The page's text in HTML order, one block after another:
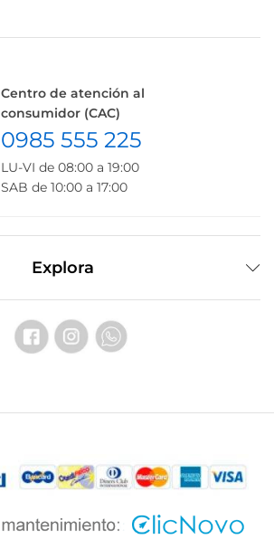
Centro de atención al
consumidor (CAC)
0985 555 225
LU-VI de 08:00 a 19:00
SAB de 10:00 a 17:00
Explora